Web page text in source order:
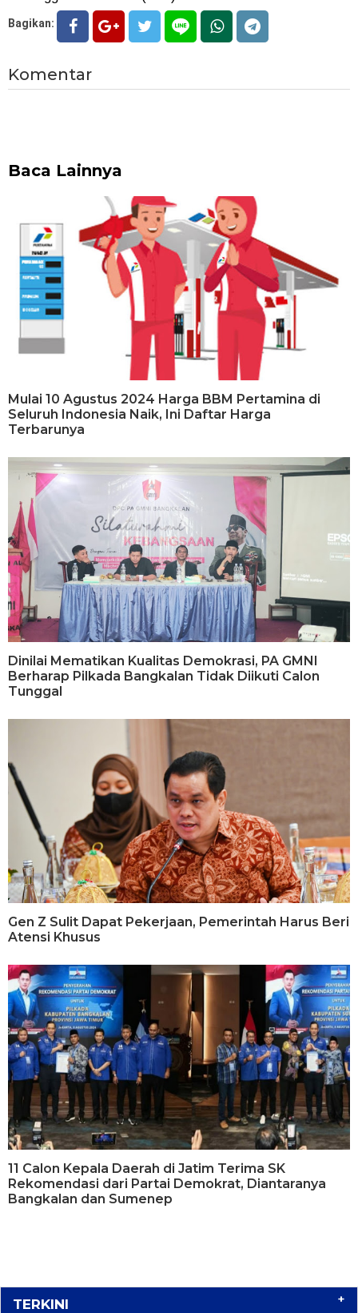
Bagikan:
Komentar
Baca Lainnya
Mulai 10 Agustus 2024 Harga BBM Pertamina di
Seluruh Indonesia Naik, Ini Daftar Harga
Terbarunya
Dinilai Mematikan Kualitas Demokrasi, PA GMNI
Berharap Pilkada Bangkalan Tidak Diikuti Calon
Tunggal
Gen Z Sulit Dapat Pekerjaan, Pemerintah Harus Beri
Atensi Khusus
11 Calon Kepala Daerah di Jatim Terima SK
Rekomendasi dari Partai Demokrat, Diantaranya
Bangkalan dan Sumenep
TERKINI +